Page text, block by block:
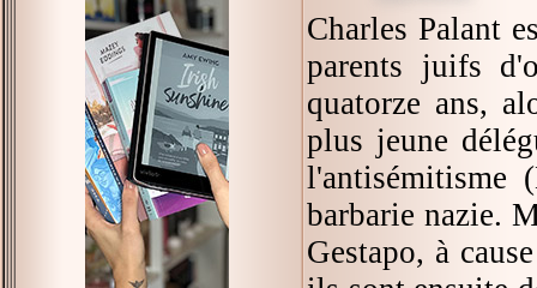
Charles Palant
parents juifs
quatorze ans,
plus jeune
l'antisémitisme
barbarie nazie.
Gestapo, à